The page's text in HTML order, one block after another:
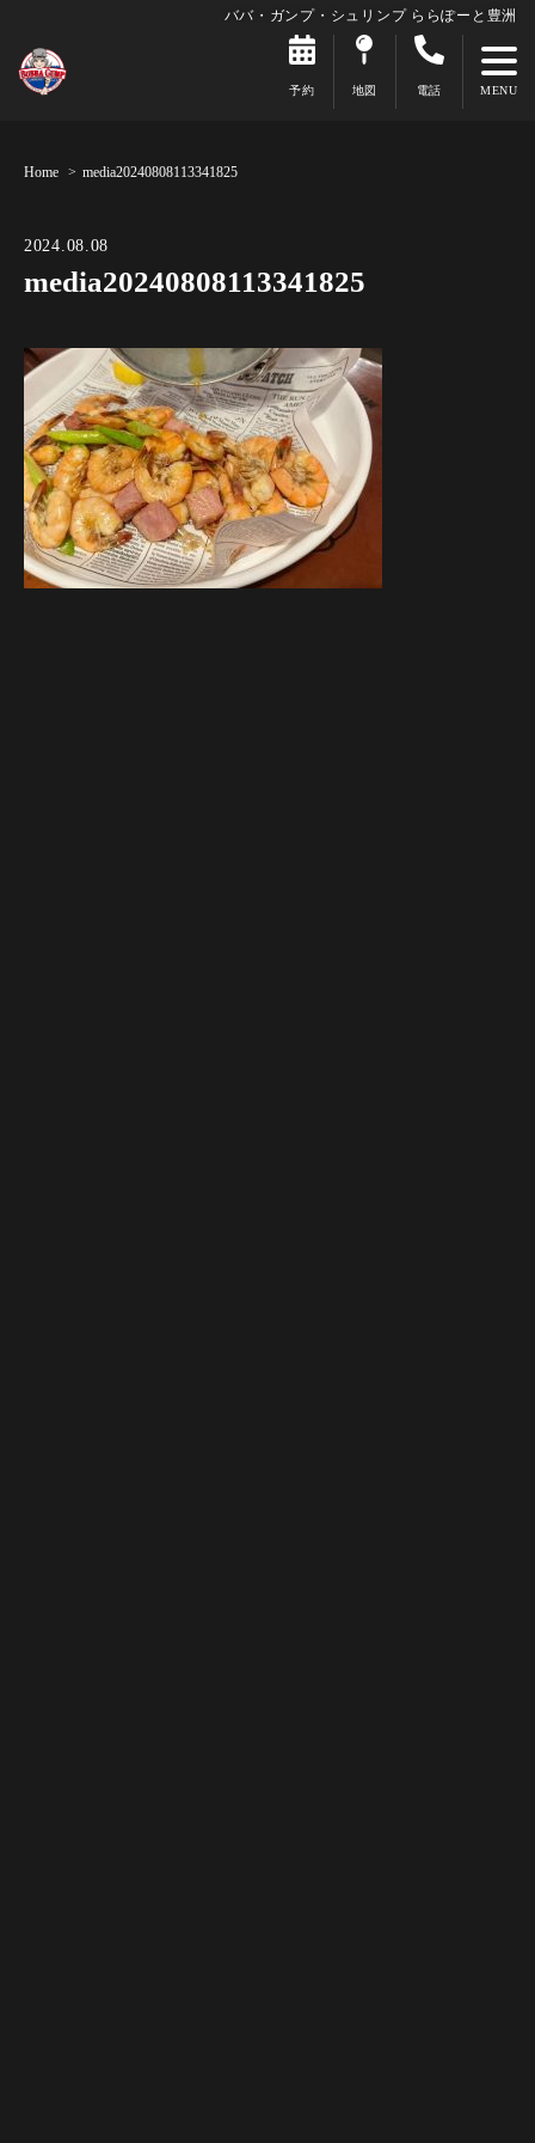
ババ・ガンプ・シュリンプ ららぽーと豊洲
予約 地図 電話
Home media20240808113341825
2024.08.08
media20240808113341825